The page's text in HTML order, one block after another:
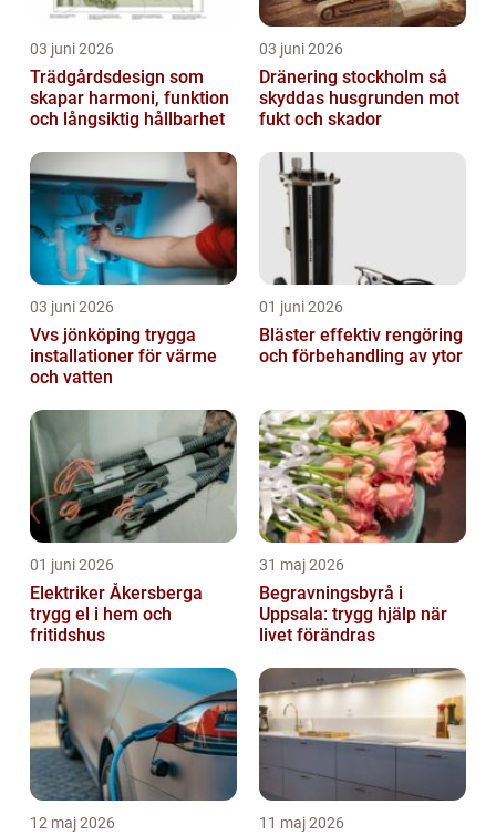
03 juni 2026
Trädgårdsdesign som
skapar harmoni, funktion
och långsiktig hållbarhet
03 juni 2026
Dränering stockholm så
skyddas husgrunden mot
fukt och skador
03 juni 2026
Vvs jönköping trygga
installationer för värme
och vatten
01 juni 2026
Bläster effektiv rengöring
och förbehandling av ytor
01 juni 2026
Elektriker Åkersberga
trygg el i hem och
fritidshus
31 maj 2026
Begravningsbyrå i
Uppsala: trygg hjälp när
livet förändras
12 maj 2026 11 maj 2026